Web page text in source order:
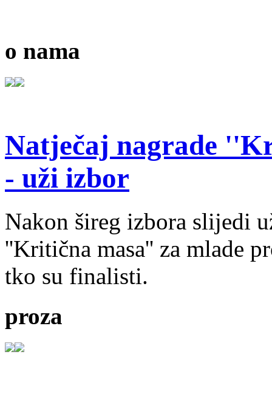
o nama
Natječaj nagrade
- uži izbor
Nakon šireg izbora slijedi
''Kritična masa'' za mlade
tko su finalisti.
proza